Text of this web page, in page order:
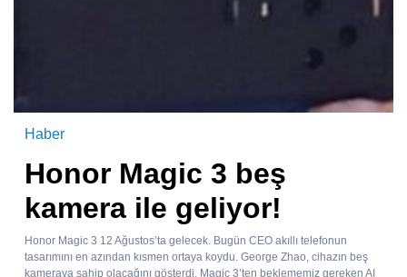
Haber
Honor Magic 3 beş
kamera ile geliyor!
Honor Magic 3 12 Ağustos’ta gelecek. Bugün CEO akıllı telefonun
tasarımını en azından kısmen ortaya koydu. George Zhao, cihazın beş
kameraya sahip olacağını gösterdi. Magic 3’ten beklememiz gereken AI